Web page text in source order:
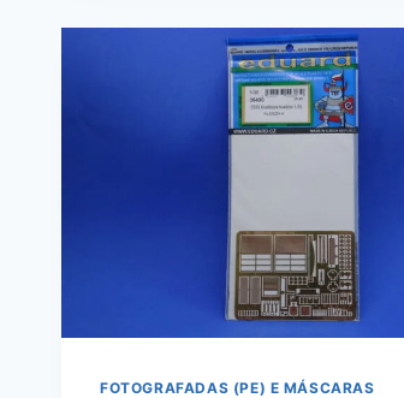
1/35
FOTOGRAFADAS (PE) E MÁSCARAS